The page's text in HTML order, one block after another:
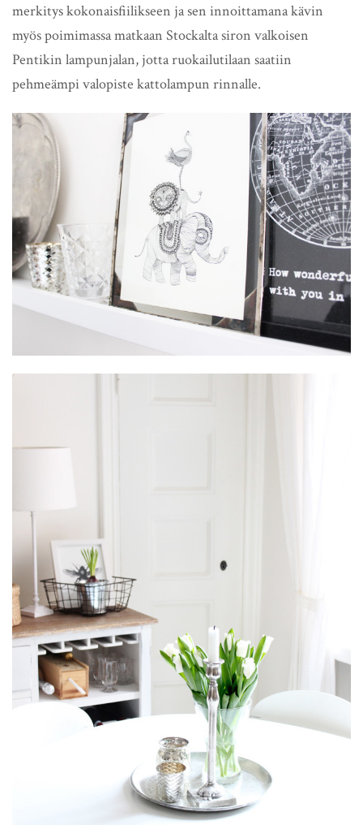
merkitys kokonaisfiilikseen ja sen innoittamana kävin
myös poimimassa matkaan Stockalta siron valkoisen
Pentikin lampunjalan, jotta ruokailutilaan saatiin
pehmeämpi valopiste kattolampun rinnalle.